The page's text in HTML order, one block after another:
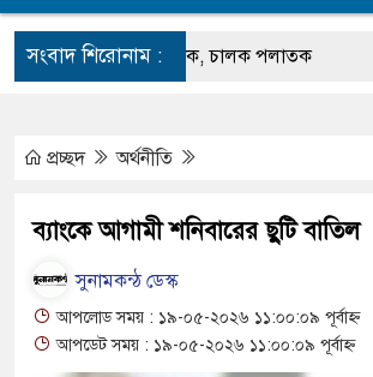
সংবাদ শিরোনাম :
ঝুলছে ডাম্প ট্রাক, চালক পলাতক
দুর্ঘটনায় নিহত ১৫ হাজার ৭১২
ভারতে পাচার, গুয়াহাটি ক্যাম্পে মানবেতর
চলে জীবন-সংসার
জীবন, কর্ম ও দর্শন নিয়ে সাহিত্য আড্ডা
প্রচ্ছদ অর্থনীতি
ব্যাংকে আগামী শনিবারের ছুটি বাতিল
সুনামকন্ঠ ডেস্ক
আপলোড সময় : ১৯-০৫-২০২৬ ১১:০০:০৯ পূর্বাহ্ন
আপডেট সময় : ১৯-০৫-২০২৬ ১১:০০:০৯ পূর্বাহ্ন